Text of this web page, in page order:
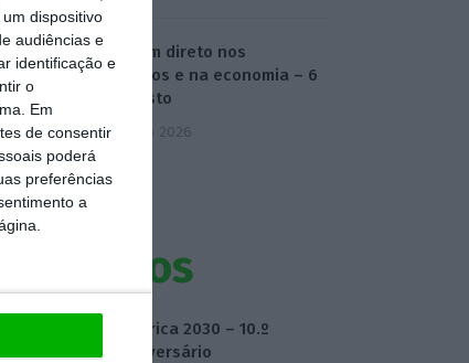
dispositivo
audiências e
identificação e
o
Em
de consentir
poderá
preferências
a
O dia em direto nos
mercados e na economia – 6
de agosto
6 Agosto 2026
Eventos
Fábrica 2030 – 10.º
Aniversário